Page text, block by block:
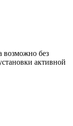
возможно без
активной